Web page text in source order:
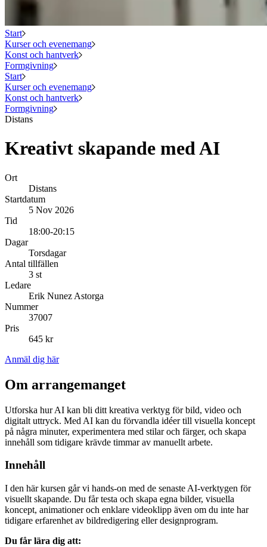
Start
Kurser och evenemang
Konst och hantverk
Formgivning
Start
Kurser och evenemang
Konst och hantverk
Formgivning
Distans
Kreativt skapande med AI
Ort
Distans
Startdatum
5 Nov 2026
Tid
18:00-20:15
Dagar
Torsdagar
Antal tillfällen
3 st
Ledare
Erik Nunez Astorga
Nummer
37007
Pris
645 kr
Anmäl dig här
Om arrangemanget
Utforska hur AI kan bli ditt kreativa verktyg för bild, video och
digitalt uttryck. Med AI kan du förvandla idéer till visuella koncept
på några minuter, experimentera med stilar och färger, och skapa
innehåll som tidigare krävde timmar av manuellt arbete.
Innehåll
I den här kursen går vi hands-on med de senaste AI-verktygen för
visuellt skapande. Du får testa och skapa egna bilder, visuella
koncept, animationer och enklare videoklipp även om du inte har
tidigare erfarenhet av bildredigering eller designprogram.
Du får lära dig att: